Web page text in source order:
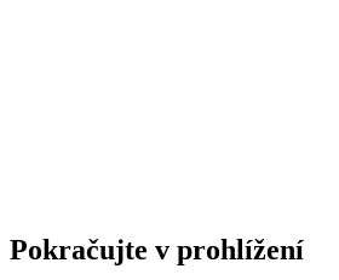
Pokračujte v prohlížení